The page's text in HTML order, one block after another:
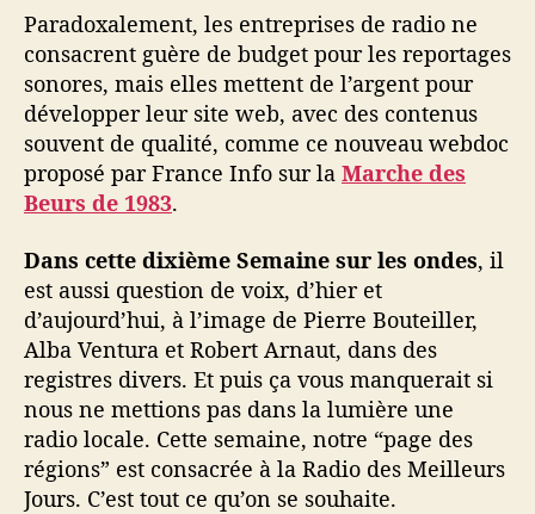
Paradoxalement, les entreprises de radio ne
consacrent guère de budget pour les reportages
sonores, mais elles mettent de l’argent pour
développer leur site web, avec des contenus
souvent de qualité, comme ce nouveau webdoc
proposé par France Info sur la Marche des
Beurs de 1983.
Dans cette dixième Semaine sur les ondes, il
est aussi question de voix, d’hier et
d’aujourd’hui, à l’image de Pierre Bouteiller,
Alba Ventura et Robert Arnaut, dans des
registres divers. Et puis ça vous manquerait si
nous ne mettions pas dans la lumière une
radio locale. Cette semaine, notre “page des
régions” est consacrée à la Radio des Meilleurs
Jours. C’est tout ce qu’on se souhaite.